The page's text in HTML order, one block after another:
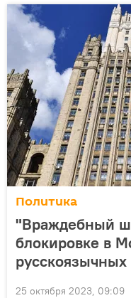
Политика
"Враждебный
блокировке в
русскоязычных
25 октября 2023, 09:09